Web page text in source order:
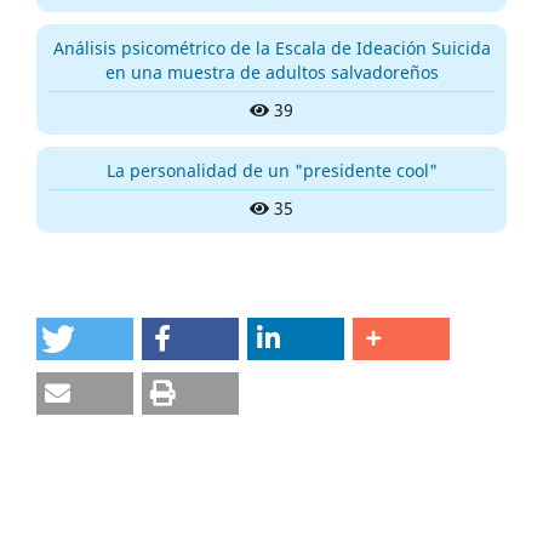
Análisis psicométrico de la Escala de Ideación Suicida
en una muestra de adultos salvadoreños
39
La personalidad de un "presidente cool"
35